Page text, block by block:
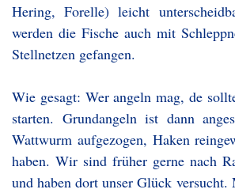
Hering, Forelle) leicht
werden die Fische auch mit
Stellnetzen gefangen.
Wie gesagt: Wer angeln mag, de
starten. Grundangeln ist dann
Wattwurm aufgezogen, Haken
haben. Wir sind früher gerne nach
und haben dort unser Glück versucht.